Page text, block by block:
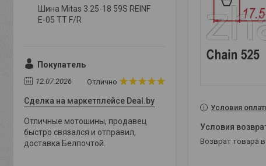
Условия
возврат товара
Шина Mitas 3.25-18 59S REINF
E-05 TT F/R
Покупатель
12.07.2026 Отлично
Сделка на маркетплейсе Deal.by
Отличные мотошины, продавец
быстро связался и отправил,
доставка Белпочтой.